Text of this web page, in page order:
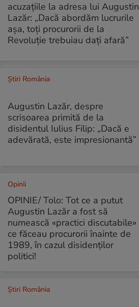
acuzațiile la adresa lui Augustin
Lazăr: „Dacă abordăm lucrurile
așa, toți procurorii de la
Revoluție trebuiau dați afară”
Știri România
Augustin Lazăr, despre
scrisoarea primită de la
disidentul Iulius Filip: „Dacă e
adevărată, este impresionantă”
Opinii
OPINIE/ Tolo: Tot ce a putut
Augustin Lazăr a fost să
numească «practici discutabile»
ce făceau procurorii înainte de
1989, în cazul disidenților
politici!
Știri România